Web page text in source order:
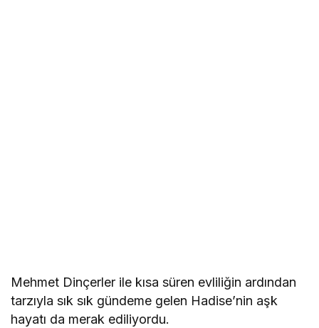
Mehmet Dinçerler ile kısa süren evliliğin ardından
tarzıyla sık sık gündeme gelen Hadise’nin aşk
hayatı da merak ediliyordu.